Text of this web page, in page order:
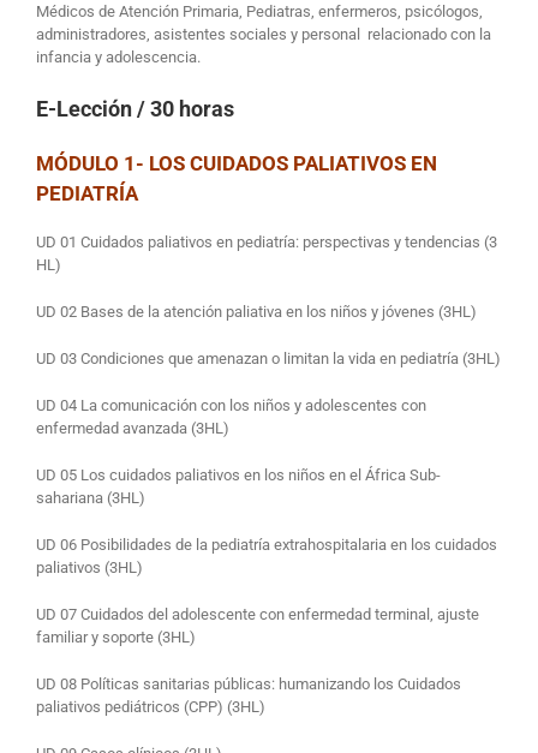
Médicos de Atención Primaria, Pediatras, enfermeros, psicólogos,
administradores, asistentes sociales y personal relacionado con la
infancia y adolescencia.
E-Lección/ 30 horas
MÓDULO 1- LOS CUIDADOS PALIATIVOS EN
PEDIATRÍA
UD 01 Cuidados paliativos en pediatría: perspectivas y tendencias (3
HL)
UD 02 Bases de la atención paliativa en los niños y jóvenes (3HL)
UD 03 Condiciones que amenazan o limitan la vida en pediatría (3HL)
UD 04 La comunicación con los niños y adolescentes con
enfermedad avanzada (3HL)
UD 05 Los cuidados paliativos en los niños en el África Sub-
sahariana (3HL)
UD 06 Posibilidades de la pediatría extrahospitalaria en los cuidados
paliativos (3HL)
UD 07 Cuidados del adolescente con enfermedad terminal, ajuste
familiar y soporte (3HL)
UD 08 Políticas sanitarias públicas: humanizando los Cuidados
paliativos pediátricos (CPP) (3HL)